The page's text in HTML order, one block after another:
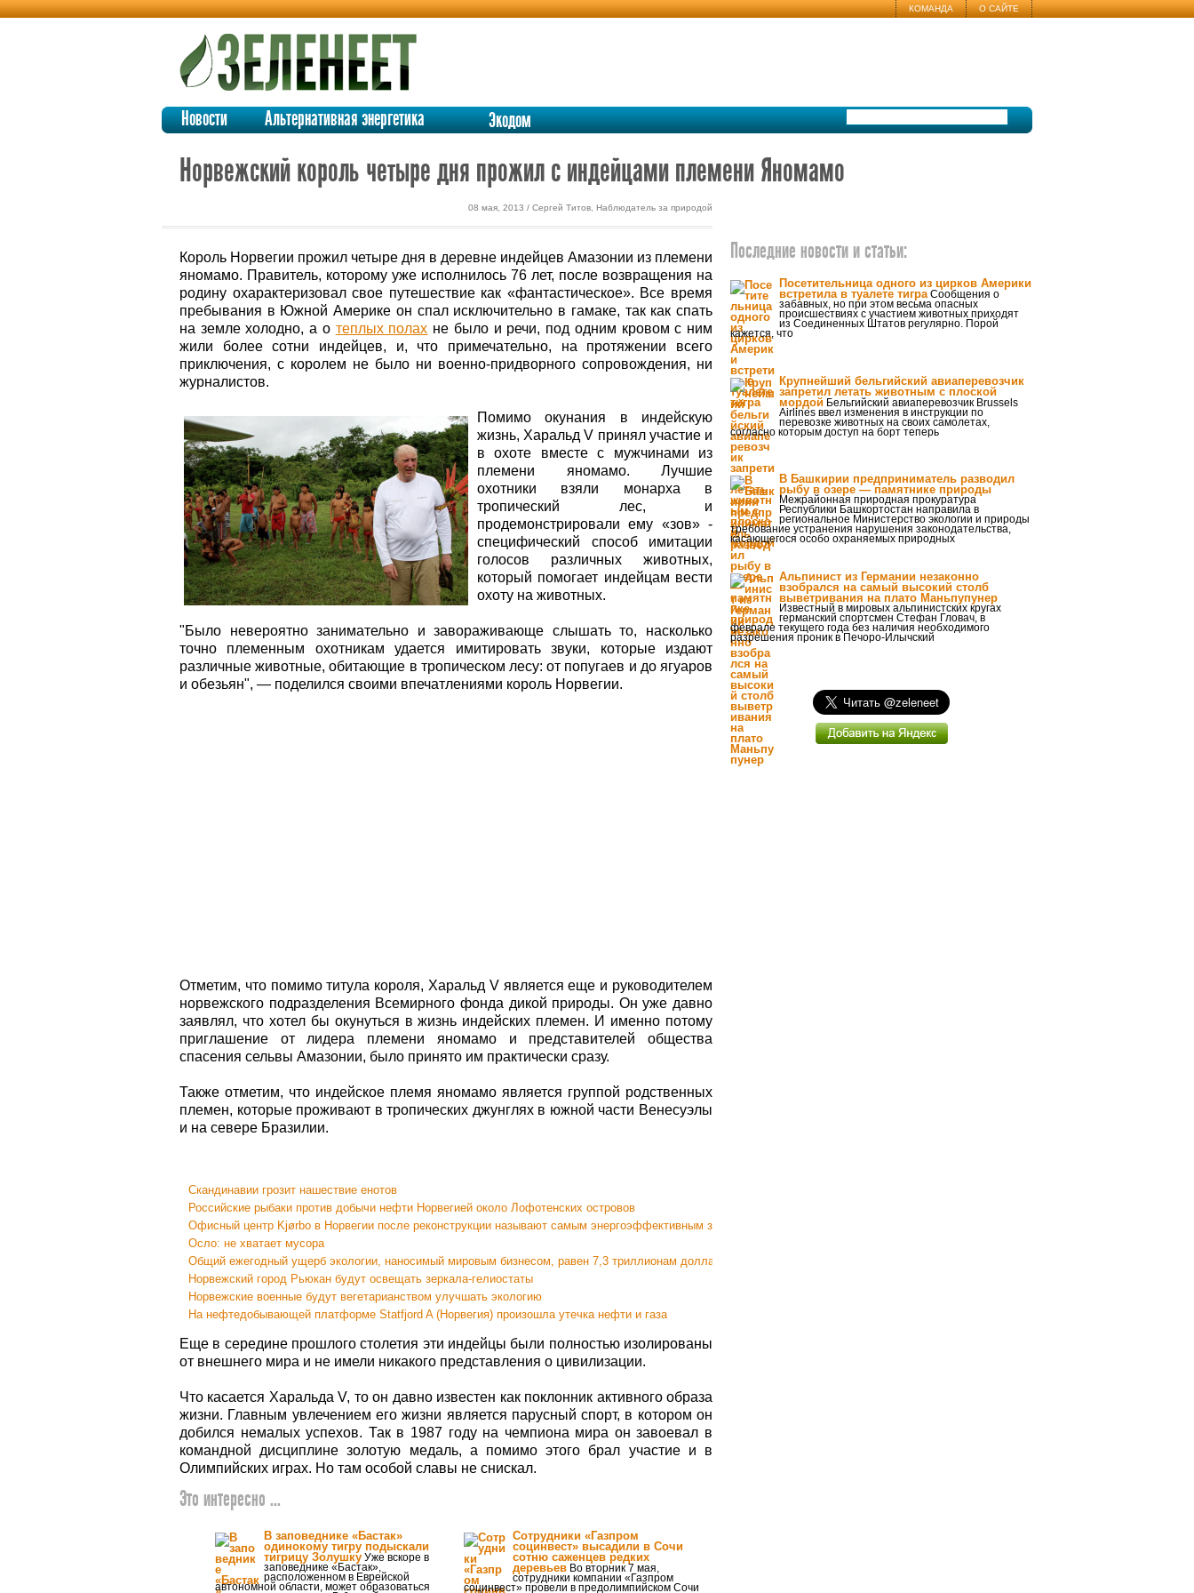
КОМАНДА О САЙТЕ
Новости Альтернативная энергетика Экодом
Норвежский король четыре дня прожил с индейцами племени Яномамо
08 мая, 2013 / Сергей Титов, Наблюдатель за природой
Король Норвегии прожил четыре дня в деревне индейцев Амазонии из племени
яномамо. Правитель, которому уже исполнилось 76 лет, после возвращения на
родину охарактеризовал свое путешествие как «фантастическое». Все время
пребывания в Южной Америке он спал исключительно в гамаке, так как спать
на земле холодно, а о теплых полах не было и речи, под одним кровом с ним
жили более сотни индейцев, и, что примечательно, на протяжении всего
приключения, с королем не было ни военно-придворного сопровождения, ни
журналистов.
Помимо окунания в индейскую
жизнь, Харальд V принял участие и
в охоте вместе с мужчинами из
племени яномамо. Лучшие
охотники взяли монарха в
тропический лес, и
продемонстрировали ему «зов» -
специфический способ имитации
голосов различных животных,
который помогает индейцам вести
охоту на животных.
"Было невероятно занимательно и завораживающе слышать то, насколько
точно племенным охотникам удается имитировать звуки, которые издают
различные животные, обитающие в тропическом лесу: от попугаев и до ягуаров
и обезьян", — поделился своими впечатлениями король Норвегии.
Отметим, что помимо титула короля, Харальд V является еще и руководителем
норвежского подразделения Всемирного фонда дикой природы. Он уже давно
заявлял, что хотел бы окунуться в жизнь индейских племен. И именно потому
приглашение от лидера племени яномамо и представителей общества
спасения сельвы Амазонии, было принято им практически сразу.
Также отметим, что индейское племя яномамо является группой родственных
племен, которые проживают в тропических джунглях в южной части Венесуэлы
и на севере Бразилии.
Скандинавии грозит нашествие енотов
Российские рыбаки против добычи нефти Норвегией около Лофотенских островов
Офисный центр Kjørbo в Норвегии после реконструкции называют самым энергоэффективным зданием в мире
Осло: не хватает мусора
Общий ежегодный ущерб экологии, наносимый мировым бизнесом, равен 7,3 триллионам долларов
Норвежский город Рьюкан будут освещать зеркала-гелиостаты
Норвежские военные будут вегетарианством улучшать экологию
На нефтедобывающей платформе Statfjord A (Норвегия) произошла утечка нефти и газа
Еще в середине прошлого столетия эти индейцы были полностью изолированы
от внешнего мира и не имели никакого представления о цивилизации.
Что касается Харальда V, то он давно известен как поклонник активного образа
жизни. Главным увлечением его жизни является парусный спорт, в котором он
добился немалых успехов. Так в 1987 году на чемпиона мира он завоевал в
командной дисциплине золотую медаль, а помимо этого брал участие и в
Олимпийских играх. Но там особой славы не снискал.
Это интересно ...
В заповеднике «Бастак»
одинокому тигру подыскали
тигрицу Золушку Уже вскоре в
заповеднике «Бастак»,
расположенном в Еврейской
автономной области, может образоваться
Сотрудники «Газпром
социнвест» высадили в Сочи
сотню саженцев редких
деревьев Во вторник 7 мая,
сотрудники компании «Газпром
социнвест» провели в предолимпийском Сочи
Последние новости и статьи:
Посетительница одного из цирков Америки
встретила в туалете тиграСообщения о
забавных, но при этом весьма опасных
происшествиях с участием животных приходят
из Соединенных Штатов регулярно. Порой
кажется, что
Крупнейший бельгийский авиаперевозчик
запретил летать животным с плоской
мордой Бельгийский авиаперевозчик Brussels
Airlines ввел изменения в инструкции по
перевозке животных на своих самолетах,
согласно которым доступ на борт теперь
В Башкирии предприниматель разводил
рыбу в озере — памятнике природы
Межрайонная природная прокуратура
Республики Башкортостан направила в
региональное Министерство экологии и природы
требование устранения нарушения законодательства,
касающегося особо охраняемых природных
Альпинист из Германии незаконно
взобрался на самый высокий столб
выветривания на плато Маньпупунер
Известный в мировых альпинистских кругах
германский спортсмен Стефан Гловач, в
феврале текущего года без наличия необходимого
разрешения проник в Печоро-Илычский